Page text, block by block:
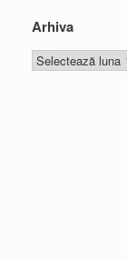
Arhiva